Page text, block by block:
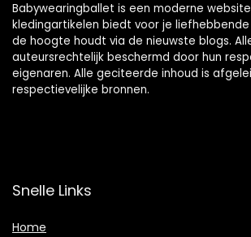
Babywearingballet is een moderne
kledingartikelen biedt voor je liefhebbende
de hoogte houdt via de nieuwste blogs.
auteursrechtelijk beschermd door hun
eigenaren. Alle geciteerde inhoud is
respectievelijke bronnen.
Snelle Links
Home